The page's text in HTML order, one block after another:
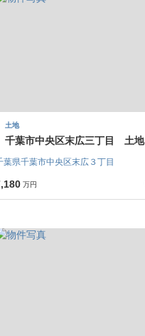
土地
千葉市中央区末広三丁目 土地
葉県千葉市中央区末広３丁目
万円